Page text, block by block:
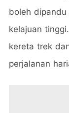
boleh
kelajuan
kereta trek
perjalanan